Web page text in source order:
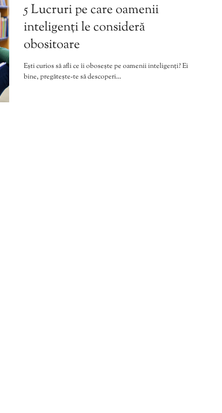
5 Lucruri pe care oamenii
inteligenți le consideră
obositoare
Ești curios să afli ce îi obosește pe oamenii inteligenți? Ei
bine, pregătește-te să descoperi…